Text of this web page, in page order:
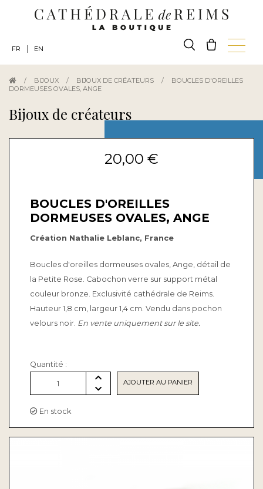
/ BIJOUX / BIJOUX DE CRÉATEURS /
BOUCLES D'OREILLES
DORMEUSES OVALES, ANGE
Bijoux de créateurs
20,00 €
BOUCLES D'OREILLES
DORMEUSES OVALES, ANGE
Création Nathalie Leblanc, France
Boucles d'oreilles dormeuses ovales, Ange, détail de
la Petite Rose. Cabochon verre sur support métal
couleur bronze. Exclusivité cathédrale de Reims.
Hauteur 1,8 cm, largeur 1,4 cm. Vendu dans pochon
velours noir. En vente uniquement sur le site.
Quantité :
1 AJOUTER AU PANIER
En stock
FR EN